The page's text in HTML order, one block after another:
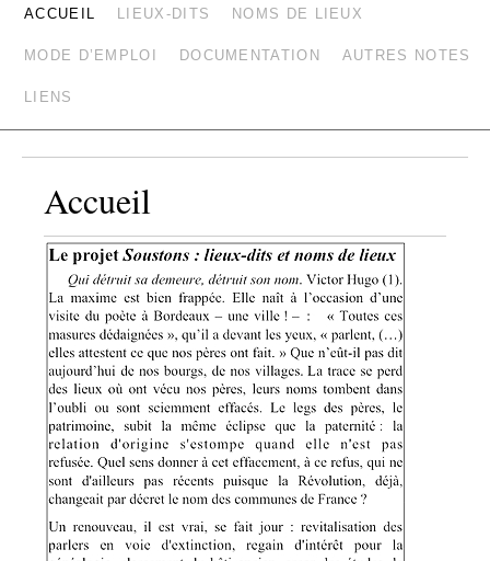
ACCUEIL LIEUX-DITS NOMS DE LIEUX
MODE D’EMPLOI DOCUMENTATION AUTRES NOTES
LIENS
Accueil